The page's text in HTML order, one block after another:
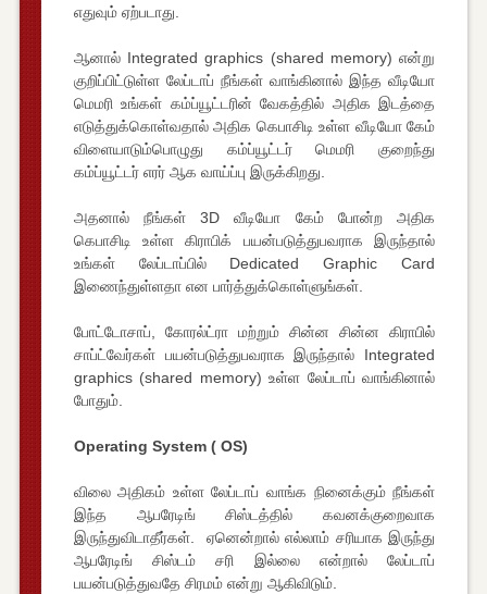
எதுவும் ஏற்படாது.
ஆனால் Integrated graphics (shared memory) என்று
குறிப்பிட்டுள்ள லேப்டாப் நீங்கள் வாங்கினால் இந்த வீடியோ
மெமரி உங்கள் கம்ப்யூட்டரின் வேகத்தில் அதிக இடத்தை
எடுத்துக்கொள்வதால் அதிக கெபாசிடி உள்ள வீடியோ கேம்
விளையாடும்பொழுது கம்ப்யூட்டர் மெமரி குறைந்து
கம்ப்யூட்டர் எரர் ஆக வாய்ப்பு இருக்கிறது.
அதனால் நீங்கள் 3D வீடியோ கேம் போன்ற அதிக
கெபாசிடி உள்ள கிராபிக் பயன்படுத்துபவராக இருந்தால்
உங்கள் லேப்டாப்பில் Dedicated Graphic Card
இணைந்துள்ளதா என பார்த்துக்கொள்ளுங்கள்.
போட்டோசாப், கோரல்ட்ரா மற்றும் சின்ன சின்ன கிராபில்
சாப்ட்வேர்கள் பயன்படுத்துபவராக இருந்தால் Integrated
graphics (shared memory) உள்ள லேப்டாப் வாங்கினால்
போதும்.
Operating System ( OS)
விலை அதிகம் உள்ள லேப்டாப் வாங்க நினைக்கும் நீங்கள்
இந்த ஆபரேடிங் சிஸ்டத்தில் கவனக்குறைவாக
இருந்துவிடாதீர்கள். ஏனென்றால் எல்லாம் சரியாக இருந்து
ஆபரேடிங் சிஸ்டம் சரி இல்லை என்றால் லேப்டாப்
பயன்படுத்துவதே சிரமம் என்று ஆகிவிடும்.